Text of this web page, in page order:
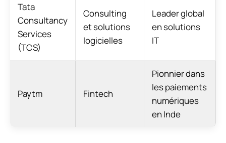
Tata
Consultancy
Services
(TCS)
Consulting
et solutions
logicielles
Leader global
en solutions
IT
Paytm Fintech
Pionnier dans
les paiements
numériques
en Inde